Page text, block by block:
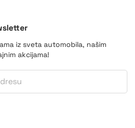
iz sveta automobila, našim
akcijama!